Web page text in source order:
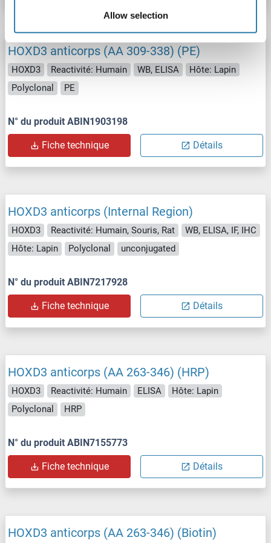
Allow selection
HOXD3 anticorps (AA 309-338) (PE)
HOXD3 Reactivité: Humain WB, ELISA
Hôte: Lapin
Polyclonal
PE
N° du produit ABIN1903198
Fiche technique Détails
HOXD3 anticorps (Internal Region)
HOXD3 Reactivité: Humain, Souris, Rat
WB, ELISA, IF, IHC
Hôte: Lapin
Polyclonal unconjugated
N° du produit ABIN7217928
Fiche technique Détails
HOXD3 anticorps (AA 263-346) (HRP)
HOXD3 Reactivité: Humain ELISA
Hôte: Lapin
Polyclonal
HRP
N° du produit ABIN7155773
Fiche technique Détails
HOXD3 anticorps (AA 263-346) (Biotin)